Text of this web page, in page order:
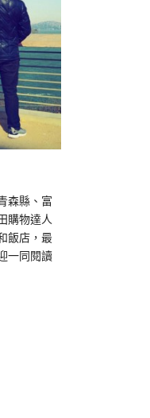
森縣、富
購物達人
飯店，最
一同閱讀